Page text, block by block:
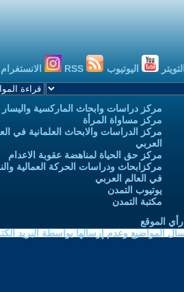
التويتر اليوتيوب الانستغرام
مركز دراسات وابحاث الماركسية واليسار
مركز مساواة المرأة
مركز الدراسات والابحاث العلمانية في
العربي
مركز حق الحياة لمناهضة عقوبة الاعدام
مركزابحاث ودراسات الحركة العمالية
في العالم العربي
يوتيوب التمدن
مكتبة التمدن
الموقع
المواضيع وعدم إرسالها بواسطة البريد